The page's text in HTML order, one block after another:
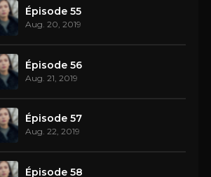
Épisode 55
Aug. 20, 2019
Épisode 56
Aug. 21, 2019
Épisode 57
Aug. 22, 2019
Épisode 58